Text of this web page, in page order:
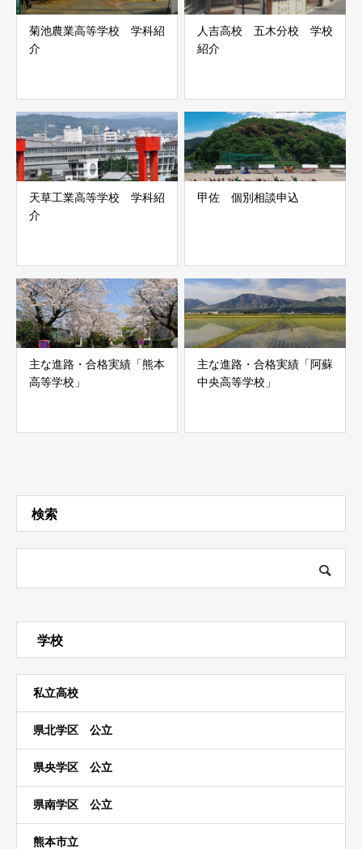
菊池農業高等学校 学科紹
介
人吉高校 五木分校 学校
紹介
天草工業高等学校 学科紹
介
甲佐 個別相談申込
主な進路・合格実績「熊本
高等学校」
主な進路・合格実績「阿蘇
中央高等学校」
検索
学校
私立高校
県北学区 公立
県央学区 公立
県南学区 公立
熊本市立